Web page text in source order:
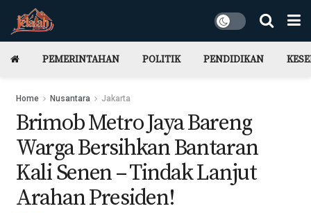
PEMERINTAHAN POLITIK PENDIDIKAN
Home Nusantara Jakarta
Brimob Metro Jaya Bareng
Warga Bersihkan Bantaran
Kali Senen – Tindak Lanjut
Arahan Presiden!